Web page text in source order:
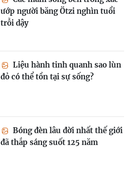
ướp người băng Ötzi nghìn tuổi
trỗi dậy
Liệu hành tinh quanh sao lùn
đỏ có thể tồn tại sự sống?
Bóng đèn lâu đời nhất thế giới
đã thắp sáng suốt 125 năm